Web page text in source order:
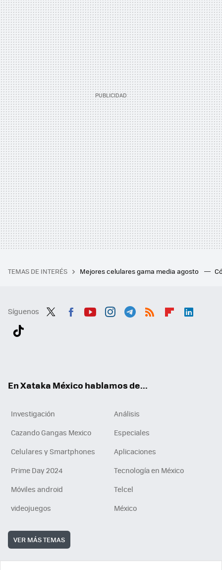
TEMAS DE INTERÉS Mejores celulares gama media agosto
Síguenos
En Xataka México hablamos de...
Investigación
Análisis
Cazando Gangas Mexico
Especiales
Celulares y Smartphones
Aplicaciones
Prime Day 2024
Tecnología en México
Móviles android
Telcel
videojuegos
México
VER MÁS TEMAS